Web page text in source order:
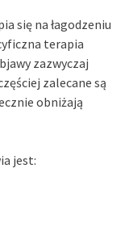
się na łagodzeniu
terapia
zazwyczaj
zalecane są
obniżają
jest: